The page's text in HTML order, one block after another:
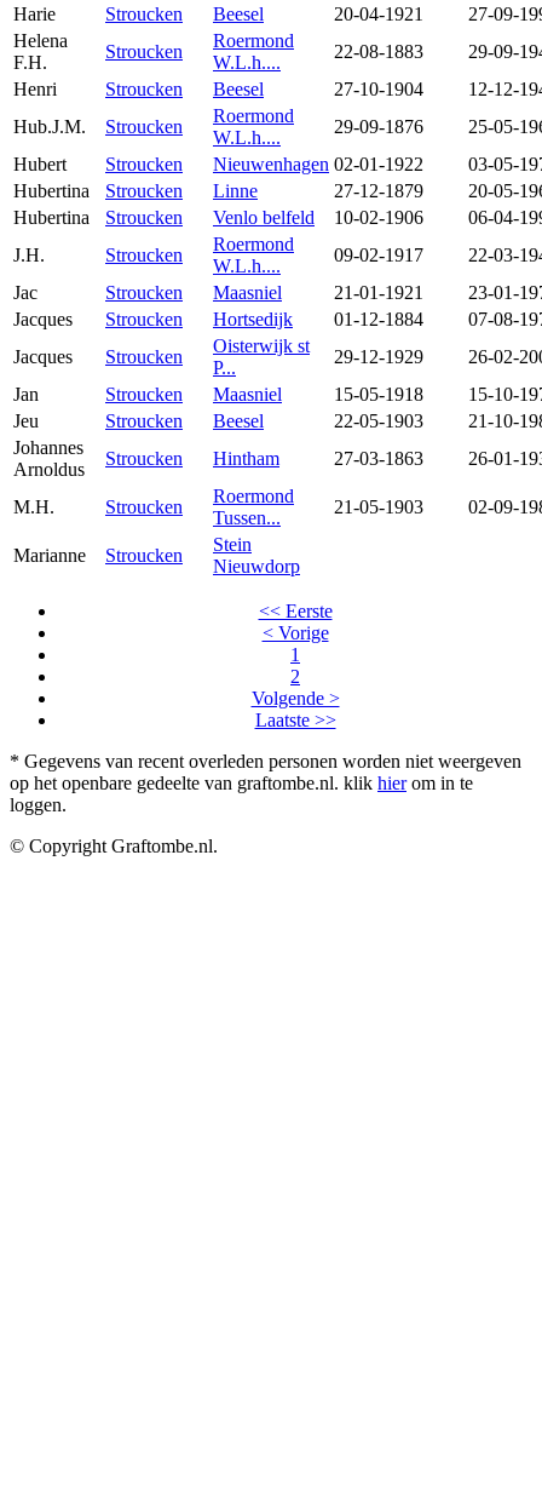
Harie
Stroucken Beesel 20-04-1921
27-09-
Helena
F.H.
Stroucken
Roermond
W.L.h....
22-08-1883
29-09-
Henri
Stroucken Beesel 27-10-1904
12-12-
Hub.J.M.
Stroucken
Roermond
W.L.h....
29-09-1876
25-05-
Hubert
Stroucken Nieuwenhagen 02-01-1922
03-05-
Hubertina
Stroucken Linne 27-12-1879
20-05-
Hubertina
Stroucken Venlo belfeld 10-02-1906
06-04-
J.H.
Stroucken
Roermond
W.L.h....
09-02-1917
22-03-
Jac
Stroucken Maasniel 21-01-1921
23-01-
Jacques
Stroucken Hortsedijk 01-12-1884
07-08-
Jacques
Stroucken
Oisterwijk st
P...
29-12-1929
26-02-
Jan
Stroucken Maasniel 15-05-1918
15-10-
Jeu
Stroucken Beesel 22-05-1903
21-10-
Johannes
Arnoldus
Stroucken Hintham 27-03-1863 26-01-
M.H. Stroucken
Roermond
Tussen...
21-05-1903 02-09-
Marianne Stroucken
Stein
Nieuwdorp
<< Eerste
< Vorige
1
2
Volgende >
Laatste >>
* Gegevens van recent overleden personen worden niet weergeven
op het openbare gedeelte van graftombe.nl. klik hierom in te
loggen.
© Copyright Graftombe.nl.